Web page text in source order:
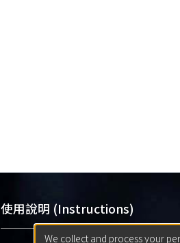
使用說明 (Instructions)
We collect and process your